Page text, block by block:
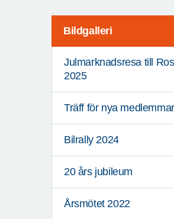
Bildgalleri
Julmarknadsresa till
2025
Träff för nya medlemmar
Bilrally 2024
20 års jubileum
Årsmötet 2022